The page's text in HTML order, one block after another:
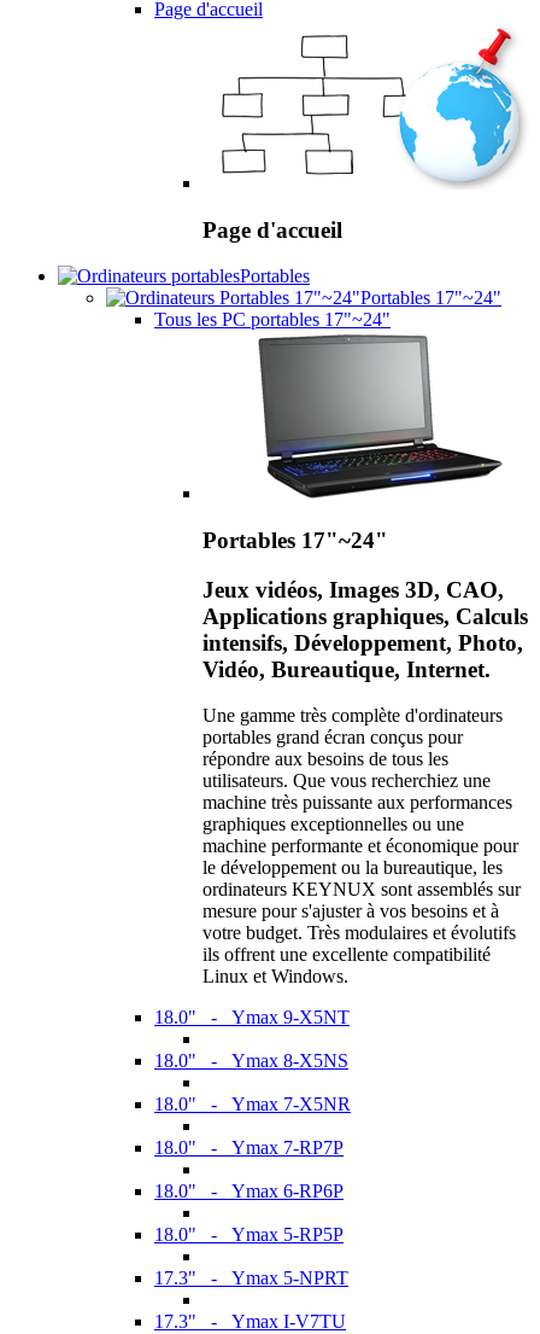
Page d'accueil
Page d'accueil
Portables
Portables 17"~24"
Tous les PC portables 17"~24"
Portables 17"~24"
Jeux vidéos, Images 3D, CAO,
Applications graphiques, Calculs
intensifs, Développement, Photo,
Vidéo, Bureautique, Internet.
Une gamme très complète d'ordinateurs
portables grand écran conçus pour
répondre aux besoins de tous les
utilisateurs. Que vous recherchiez une
machine très puissante aux performances
graphiques exceptionnelles ou une
machine performante et économique pour
le développement ou la bureautique, les
ordinateurs KEYNUX sont assemblés sur
mesure pour s'ajuster à vos besoins et à
votre budget. Très modulaires et évolutifs
ils offrent une excellente compatibilité
Linux et Windows.
18.0" - Ymax 9-X5NT
18.0" - Ymax 8-X5NS
18.0" - Ymax 7-X5NR
18.0" - Ymax 7-RP7P
18.0" - Ymax 6-RP6P
18.0" - Ymax 5-RP5P
17.3" - Ymax 5-NPRT
17.3" - Ymax I-V7TU